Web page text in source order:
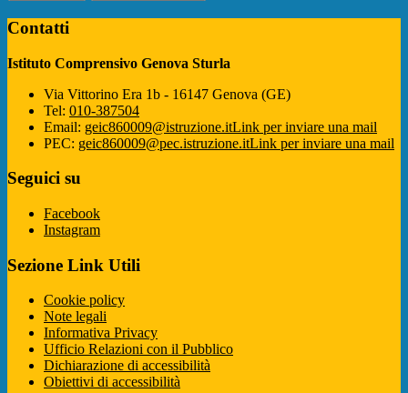
Contatti
Istituto Comprensivo Genova Sturla
Via Vittorino Era 1b - 16147 Genova (GE)
Tel: 010-387504
Email: geic860009@istruzione.itLink per inviare una mail
PEC: geic860009@pec.istruzione.itLink per inviare una mail
Seguici su
Facebook
Instagram
Sezione Link Utili
Cookie policy
Note legali
Informativa Privacy
Ufficio Relazioni con il Pubblico
Dichiarazione di accessibilità
Obiettivi di accessibilità